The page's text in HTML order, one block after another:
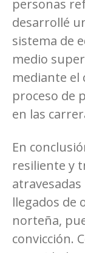
personas
desarrollé
sistema de
medio
mediante el
proceso de
en las
En
resiliente y
llegados de
norteña,
convicción.